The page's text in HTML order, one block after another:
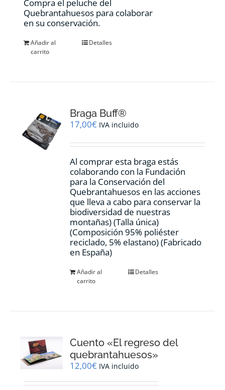
Compra el peluche del
Quebrantahuesos para colaborar
en su conservación.
Añadir al
carrito
Detalles
Braga Buff®
17,00€ IVA incluido
Al comprar esta braga estás
colaborando con la Fundación
para la Conservación del
Quebrantahuesos en las acciones
que lleva a cabo para conservar la
biodiversidad de nuestras
montañas) (Talla única)
(Composición 95% poliéster
reciclado, 5% elastano) (Fabricado
en España)
Añadir al
carrito
Detalles
Cuento «El regreso del
quebrantahuesos»
12,00€ IVA incluido